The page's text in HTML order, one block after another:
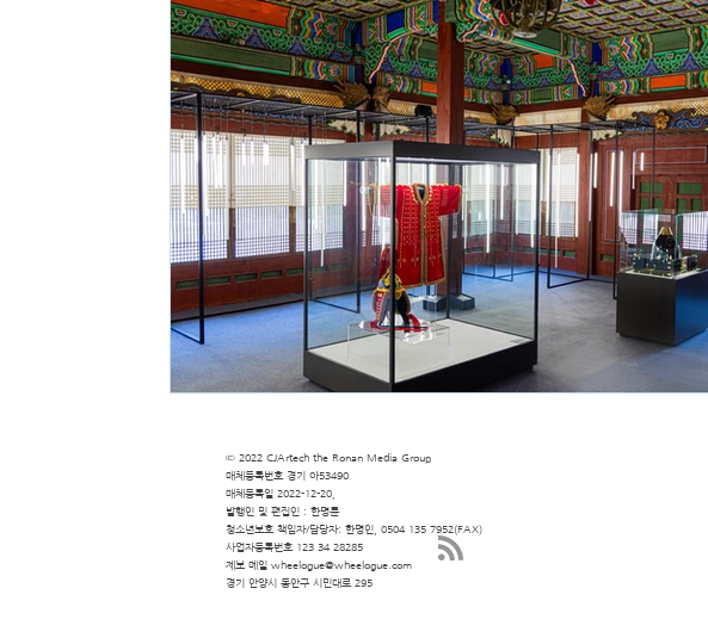
© 2022 CJArtech the Ronan Media Group
​매체등록번호 경기 아53490
​매체등록일 2022-12-20,
​발행인 및 편집인 : 한명륜
청소년보호 책임자/담당자: 한명인, 0504 135 7952(FAX)
사업자등록번호 123 34 28285
​제보 메일 wheelogue@wheelogue.com
​경기 안양시 동안구 시민대로 295